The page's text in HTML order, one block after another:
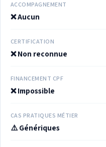
ACCOMPAGNEMENT
❌ Aucun
CERTIFICATION
❌ Non reconnue
FINANCEMENT CPF
❌ Impossible
CAS PRATIQUES MÉTIER
⚠️ Génériques